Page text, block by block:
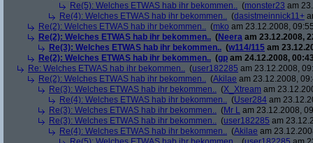
Re(5): Welches ETWAS hab ihr bekommen.. (monster23 am
Re(4): Welches ETWAS hab ihr bekommen.. (dasistmeinnick11+
Re(2): Welches ETWAS hab ihr bekommen.. (mko am 23.12.2008,
Re(2): Welches ETWAS hab ihr bekommen.. (Neera am 23.12.2008,
Re(3): Welches ETWAS hab ihr bekommen.. (w114/115 am
Re(2): Welches ETWAS hab ihr bekommen.. (gp am 24.12.2008,
Re: Welches ETWAS hab ihr bekommen.. (user182285 am 23.12.2008,
Re(2): Welches ETWAS hab ihr bekommen.. (Akilae am 23.12.2008,
Re(3): Welches ETWAS hab ihr bekommen.. (X_Xtream am
Re(4): Welches ETWAS hab ihr bekommen.. (User284 am
Re(3): Welches ETWAS hab ihr bekommen.. (Mr L am 23.12.2008,
Re(3): Welches ETWAS hab ihr bekommen.. (user182285 am
Re(4): Welches ETWAS hab ihr bekommen.. (Akilae am